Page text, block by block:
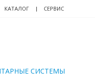
КАТАЛОГ СЕРВИС
СИСТЕМЫ